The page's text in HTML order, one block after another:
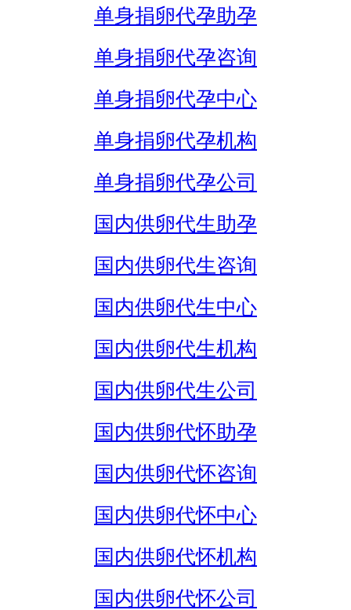
单身捐卵代孕助孕
单身捐卵代孕咨询
单身捐卵代孕中心
单身捐卵代孕机构
单身捐卵代孕公司
国内供卵代生助孕
国内供卵代生咨询
国内供卵代生中心
国内供卵代生机构
国内供卵代生公司
国内供卵代怀助孕
国内供卵代怀咨询
国内供卵代怀中心
国内供卵代怀机构
国内供卵代怀公司